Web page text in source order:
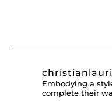
Embodying a
complete their